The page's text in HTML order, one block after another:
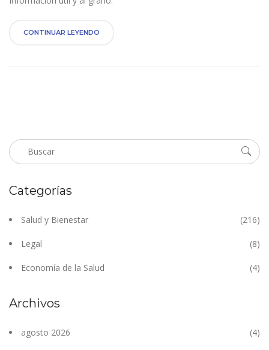
CONTINUAR LEYENDO
Categorías
Salud y Bienestar (216)
Legal (8)
Economía de la Salud (4)
Archivos
agosto 2026 (4)